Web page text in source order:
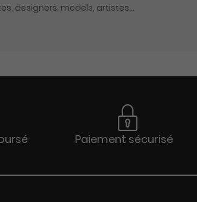
designers, models, artistes…
Paiement sécurisé